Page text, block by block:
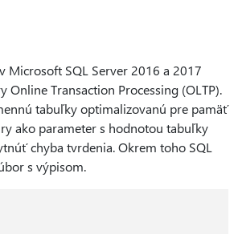
Microsoft SQL Server 2016 a 2017
Online Transaction Processing (OLTP).
tabuľky optimalizovanú pre pamäť
ako parameter s hodnotou tabuľky
chyba tvrdenia. Okrem toho SQL
s výpisom.